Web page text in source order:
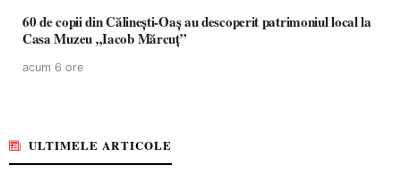
60 de copii din Călinești-Oaș au descoperit patrimoniul local la
Casa Muzeu „Iacob Mărcuț”
acum 6 ore
ULTIMELE ARTICOLE